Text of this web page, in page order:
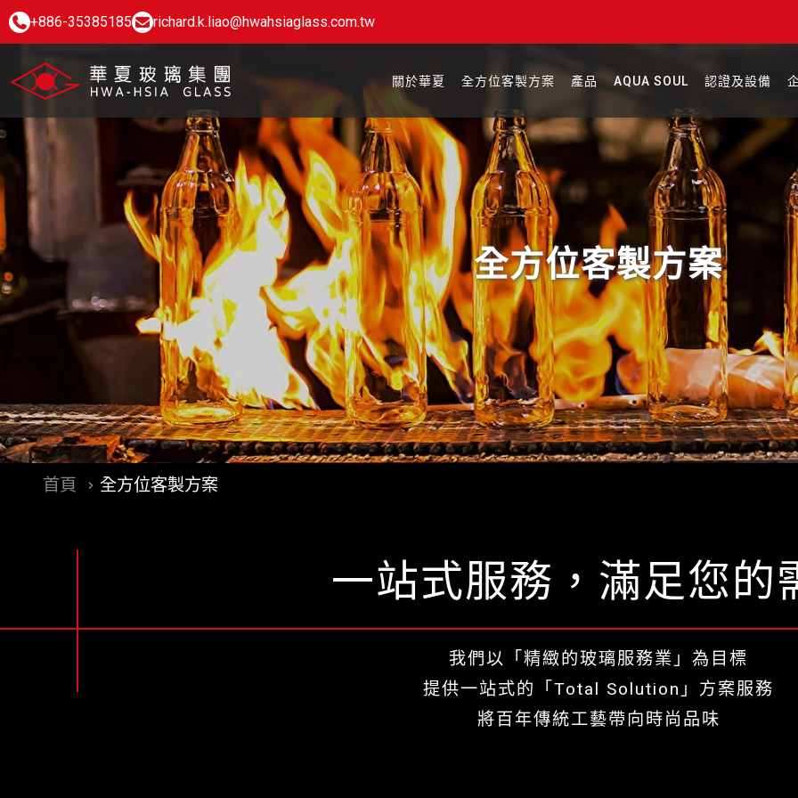
+886-35385185 richard.k.liao@hwahsiaglass.com.tw
關於華夏 全方位客製方案 產品 AQUA SOUL 認證及設備
全方位客製方案
首頁 全方位客製方案
一站式服務，滿足您的
我們以「精緻的玻璃服務業」為目標
提供一站式的「Total Solution」方案服務
將百年傳統工藝帶向時尚品味